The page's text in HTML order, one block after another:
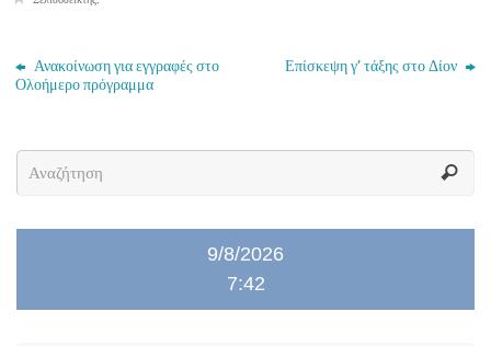
Ανακοίνωση για εγγραφές στο
Ολοήμερο πρόγραμμα
Επίσκεψη γ’ τάξης στο Δίον
9/8/2026
7:42